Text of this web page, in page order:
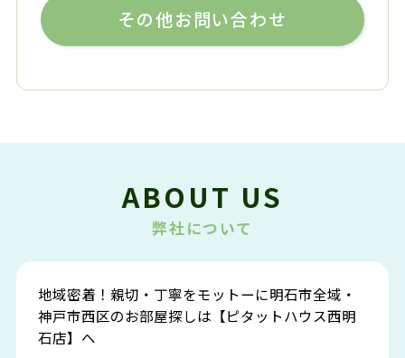
その他お問い合わせ
ABOUT US
弊社について
地域密着！親切・丁寧をモットーに明石市全域・
神戸市西区のお部屋探しは【ピタットハウス西明
石店】へ